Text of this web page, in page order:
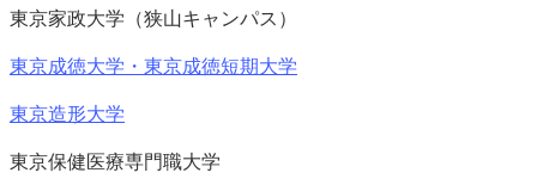
東京家政大学（狭山キャンパス）
東京成徳大学・東京成徳短期大学
東京造形大学
東京保健医療専門職大学